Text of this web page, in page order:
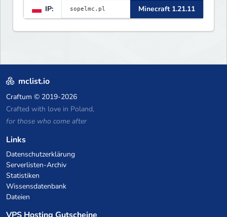
IP: Minecraft 1.21.11
mclist.io
Craftum © 2019-2026
Crafted with love in Poland,
for those who come after
Links
Datenschutzerklärung
Serverlisten-Archiv
Statistiken
Wissensdatenbank
Dateien
VPS Hosting Gutscheine